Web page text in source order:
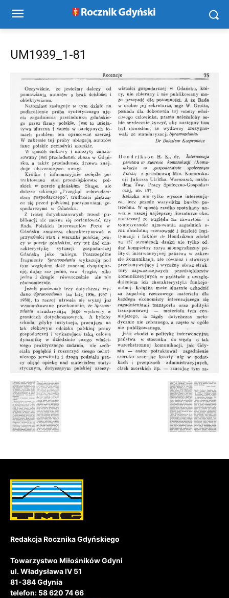
UM1939_1-81
Redakcja Rocznika Gdyńskiego
Towarzystwo Miłośników Gdyni
ul. Władysława IV 51
81-384 Gdynia
telefon: 58 620 74 66